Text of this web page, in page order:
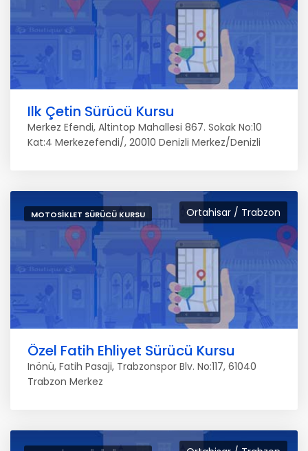
Ilk Çetin Sürücü Kursu
Merkez Efendi, Altintop Mahallesi 867. Sokak No:10
Kat:4 Merkezefendi/, 20010 Denizli Merkez/Denizli
Ortahisar / Trabzon
MOTOSIKLET SÜRÜCÜ KURSU
Özel Fatih Ehliyet Sürücü Kursu
Inönü, Fatih Pasaji, Trabzonspor Blv. No:117, 61040
Trabzon Merkez